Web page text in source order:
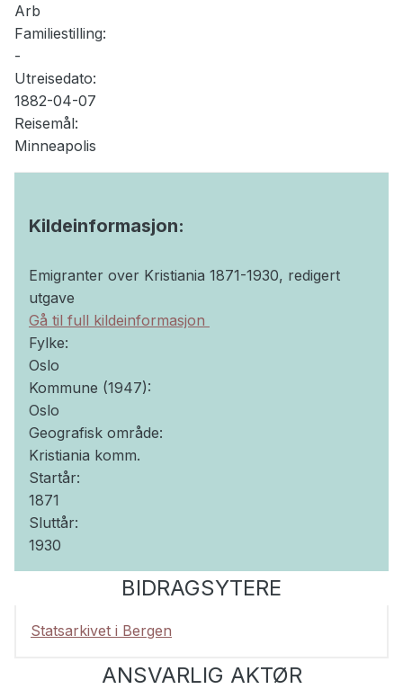
Arb
Familiestilling:
-
Utreisedato:
1882-04-07
Reisemål:
Minneapolis
Kildeinformasjon:
Emigranter over Kristiania 1871-1930, redigert
utgave
Gå til full kildeinformasjon
Fylke:
Oslo
Kommune (1947):
Oslo
Geografisk område:
Kristiania komm.
Startår:
1871
Sluttår:
1930
BIDRAGSYTERE
Statsarkivet i Bergen
ANSVARLIG AKTØR